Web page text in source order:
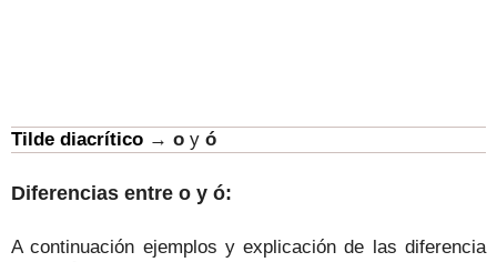
Tilde diacrítico → o y ó
Diferencias entre o y ó:
A continuación ejemplos y explicación de las diferencia